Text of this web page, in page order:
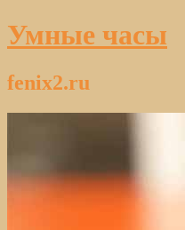
Умные часы
fenix2.ru